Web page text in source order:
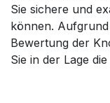
Sie sichere und
können.
Bewertung der
Sie in der Lage